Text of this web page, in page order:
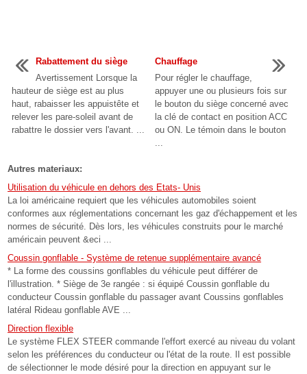
Rabattement du siège
Avertissement Lorsque la
hauteur de siège est au plus
haut, rabaisser les appuistête et
relever les pare-soleil avant de
rabattre le dossier vers l'avant. ...
Chauffage
Pour régler le chauffage,
appuyer une ou plusieurs fois sur
le bouton du siège concerné avec
la clé de contact en position ACC
ou ON. Le témoin dans le bouton
Autres materiaux:
Utilisation du véhicule en dehors des Etats- Unis
La loi américaine requiert que les véhicules automobiles soient
conformes aux réglementations concernant les gaz d'échappement et les
normes de sécurité. Dès lors, les véhicules construits pour le marché
américain peuvent &eci ...
Coussin gonflable - Système de retenue supplémentaire avancé
* La forme des coussins gonflables du véhicule peut différer de
l'illustration. * Siège de 3e rangée : si équipé Coussin gonflable du
conducteur Coussin gonflable du passager avant Coussins gonflables
latéral Rideau gonflable AVE ...
Direction flexible
Le système FLEX STEER commande l'effort exercé au niveau du volant
selon les préférences du conducteur ou l'état de la route. Il est possible
de sélectionner le mode désiré pour la direction en appuyant sur le